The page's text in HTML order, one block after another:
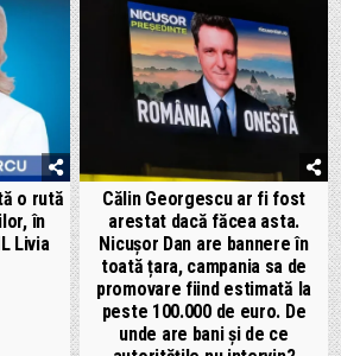
o rută
în
Livia
Călin Georgescu ar fi fost
arestat dacă făcea asta.
Nicușor Dan are bannere în
toată țara, campania sa de
promovare fiind estimată la
peste 100.000 de euro. De
unde are bani și de ce